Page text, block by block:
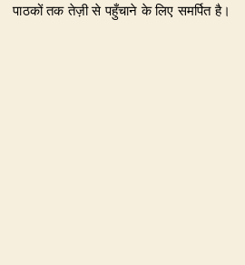
पाठकों तक तेज़ी से पहुँचाने के लिए समर्पित है।